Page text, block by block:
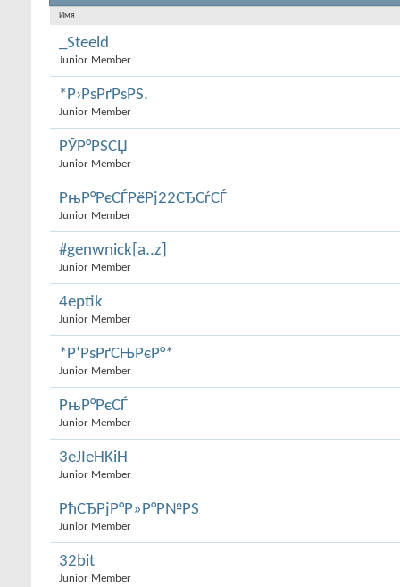
Имя
_Steeld
Junior Member
*Р›РѕРґРѕРЅ.
Junior Member
РЎР°РЅСЏ
Junior Member
РњР°РєСЃРёРј22СЂСѓСЃ
Junior Member
#genwnick[a..z]
Junior Member
4eptik
Junior Member
*Р‘РѕРґСЊРєР°*
Junior Member
РњР°РєСЃ
Junior Member
3eJIeHKiH
Junior Member
РћСЂРјР°Р»Р°Р№РЅ
Junior Member
32bit
Junior Member